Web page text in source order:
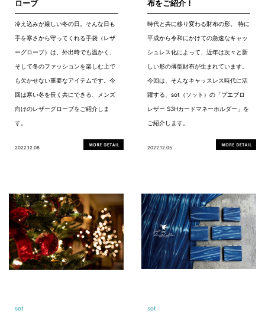
ローブ
冷え込みが厳しい冬の日。そんな日も
手を寒さから守ってくれる手袋（レザ
ーグローブ）は、外出時でも温かく、
そして冬のファッションを楽しむ上で
も欠かせない重要なアイテムです。今
回は寒い冬を長く共にできる、メンズ
向けのレザーグローブをご紹介しま
す。
2022.12.08
布をご紹介！
時代と共に移り変わる財布の形。 特に
平成から令和にかけての急速なキャッ
シュレス化によって、近年は次々と新
しい形の薄型財布が生まれています。
今回は、そんなキャッスレス時代に活
躍する、sot（ソット）の「プエブロ
レザー S3Hカードマネーホルダー」を
ご紹介します。
2022.12.05
sot sot